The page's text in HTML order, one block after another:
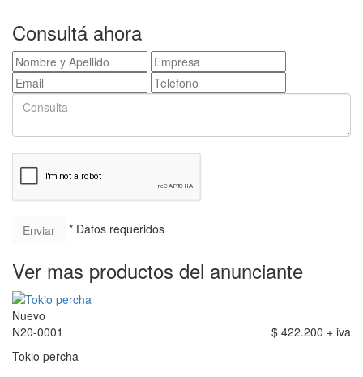
Consultá ahora
* Datos requeridos
Ver mas productos del anunciante
Nuevo
N20-0001
$ 422.200 + iva
Tokio percha